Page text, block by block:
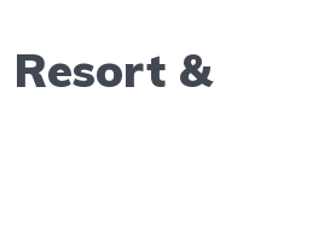
&